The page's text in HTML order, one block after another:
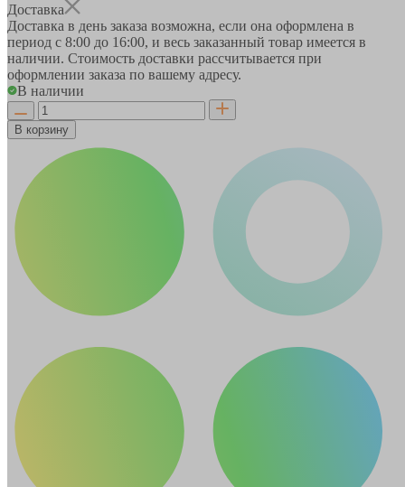
Доставка
Доставка в день заказа возможна, если она оформлена в
период с 8:00 до 16:00, и весь заказанный товар имеется в
наличии. Стоимость доставки рассчитывается при
оформлении заказа по вашему адресу.
В наличии
В корзину